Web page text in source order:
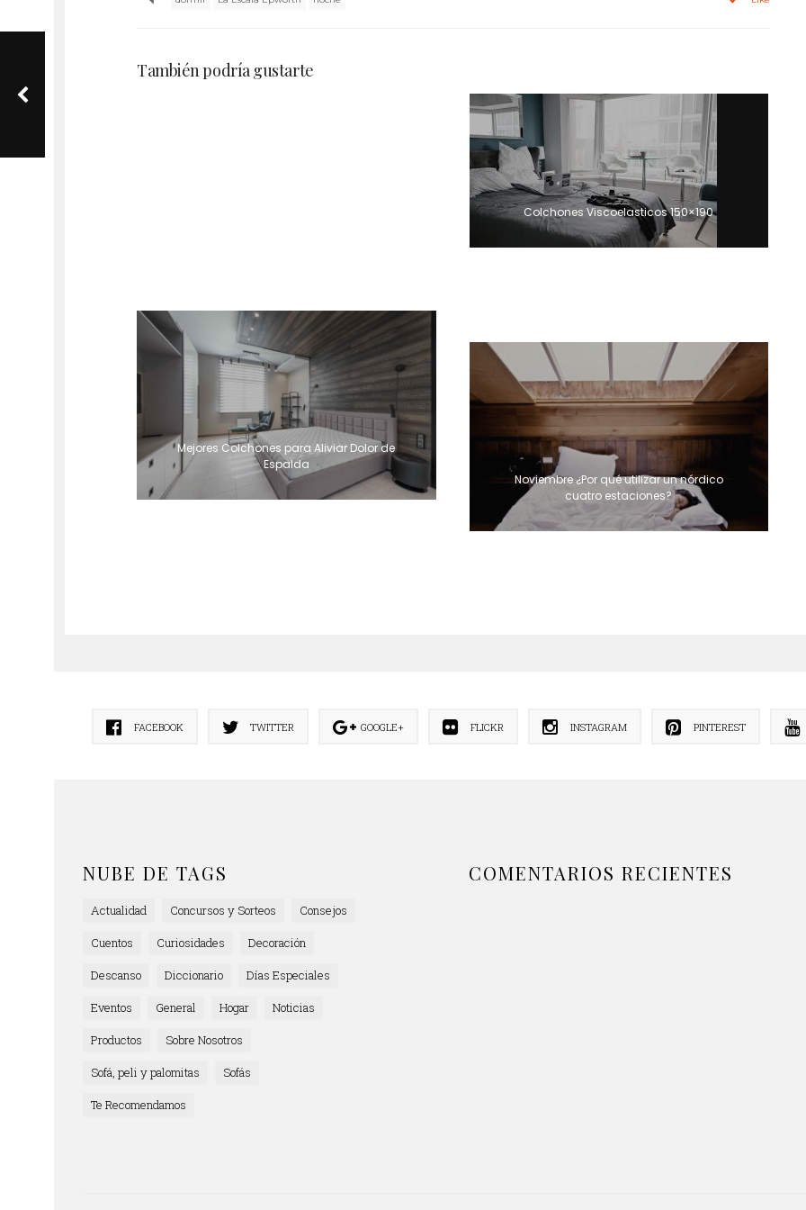
También podría gustarte
Colchones Viscoelasticos 150×190
Marcas de colchones de muelles
ensacados mejores marcas 2020
Mejores Colchones para Aliviar Dolor de
Espalda
Noviembre ¿Por qué utilizar un nórdico
cuatro estaciones?
FACEBOOK TWITTER GOOGLE+ FLICKR INSTAGRAM PINTEREST
NUBE DE TAGS
Actualidad Concursos y Sorteos
Consejos
Cuentos
Curiosidades
Decoración
Descanso
Diccionario
Días Especiales
Eventos
General Hogar
Noticias
Productos
Sobre Nosotros
Sofá, peli y palomitas
Sofás
Te Recomendamos
COMENTARIOS RECIENTES